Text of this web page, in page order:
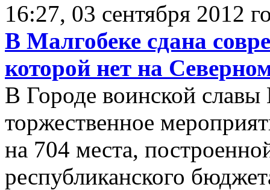
16:27, 03 сентября 2012
В Малгобеке сдана
которой нет на
В Городе воинской славы
торжественное
на 704 места,
республиканского